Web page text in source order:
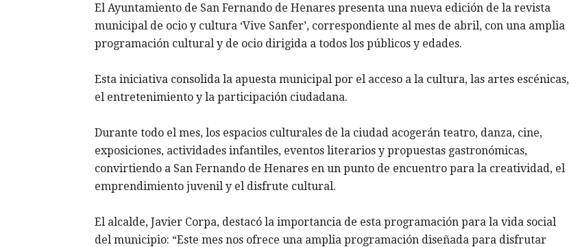
El Ayuntamiento de San Fernando de Henares presenta una nueva edición de la revista
municipal de ocio y cultura ‘Vive Sanfer’, correspondiente al mes de abril, con una amplia
programación cultural y de ocio dirigida a todos los públicos y edades.
Esta iniciativa consolida la apuesta municipal por el acceso a la cultura, las artes escénicas,
el entretenimiento y la participación ciudadana.
Durante todo el mes, los espacios culturales de la ciudad acogerán teatro, danza, cine,
exposiciones, actividades infantiles, eventos literarios y propuestas gastronómicas,
convirtiendo a San Fernando de Henares en un punto de encuentro para la creatividad, el
emprendimiento juvenil y el disfrute cultural.
El alcalde, Javier Corpa, destacó la importancia de esta programación para la vida social
del municipio: “Este mes nos ofrece una amplia programación diseñada para disfrutar